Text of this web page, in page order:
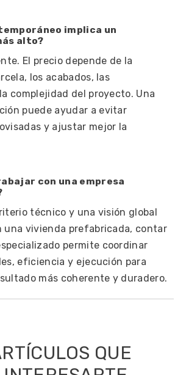
implica un
alto?
El precio depende de la
los acabados, las
complejidad del proyecto. Una
puede ayudar a evitar
y ajustar mejor la
con una empresa
técnico y una visión global
una vivienda prefabricada, contar
permite coordinar
eficiencia y ejecución para
más coherente y duradero.
QUE